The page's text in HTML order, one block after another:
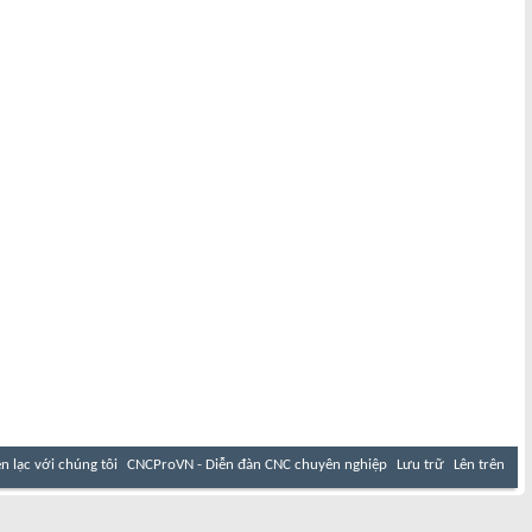
lạc với chúng tôi CNCProVN - Diễn đàn CNC chuyên nghiệp Lưu trữ Lên trên